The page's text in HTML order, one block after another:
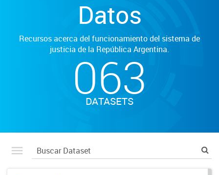
Datos
Recursos acerca del funcionamiento del sistema de
justicia de la República Argentina.
063
DATASETS